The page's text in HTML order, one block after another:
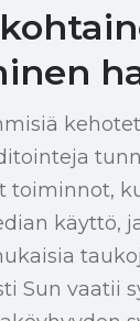
toiminnot,
käyttö,
Sun vaatii